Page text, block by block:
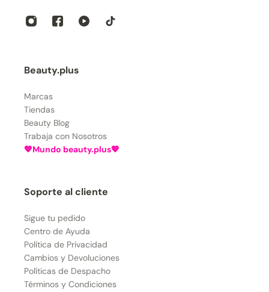
Beauty.plus
Marcas
Tiendas
Beauty Blog
Trabaja con Nosotros
💖Mundo beauty.plus💖
Soporte al cliente
Sigue tu pedido
Centro de Ayuda
Política de Privacidad
Cambios y Devoluciones
Políticas de Despacho
Términos y Condiciones